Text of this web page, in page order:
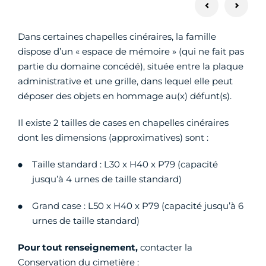
Dans certaines chapelles cinéraires, la famille
dispose d’un « espace de mémoire » (qui ne fait pas
partie du domaine concédé), située entre la plaque
administrative et une grille, dans lequel elle peut
déposer des objets en hommage au(x) défunt(s).
Il existe 2 tailles de cases en chapelles cinéraires
dont les dimensions (approximatives) sont :
Taille standard : L30 x H40 x P79 (capacité
jusqu’à 4 urnes de taille standard)
Grand case : L50 x H40 x P79 (capacité jusqu’à 6
urnes de taille standard)
Pour tout renseignement, contacter la
Conservation du cimetière :